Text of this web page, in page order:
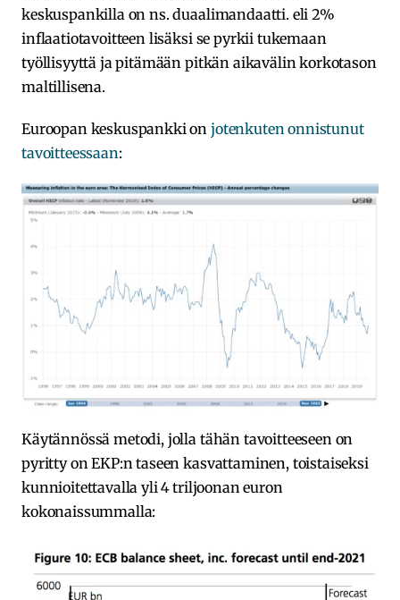
keskuspankilla on ns. duaalimandaatti. eli 2%
inflaatiotavoitteen lisäksi se pyrkii tukemaan
työllisyyttä ja pitämään pitkän aikavälin korkotason
maltillisena.
Euroopan keskuspankki on jotenkuten onnistunut
tavoitteessaan:
Käytännössä metodi, jolla tähän tavoitteeseen on
pyritty on EKP:n taseen kasvattaminen, toistaiseksi
kunnioitettavalla yli 4 triljoonan euron
kokonaissummalla: